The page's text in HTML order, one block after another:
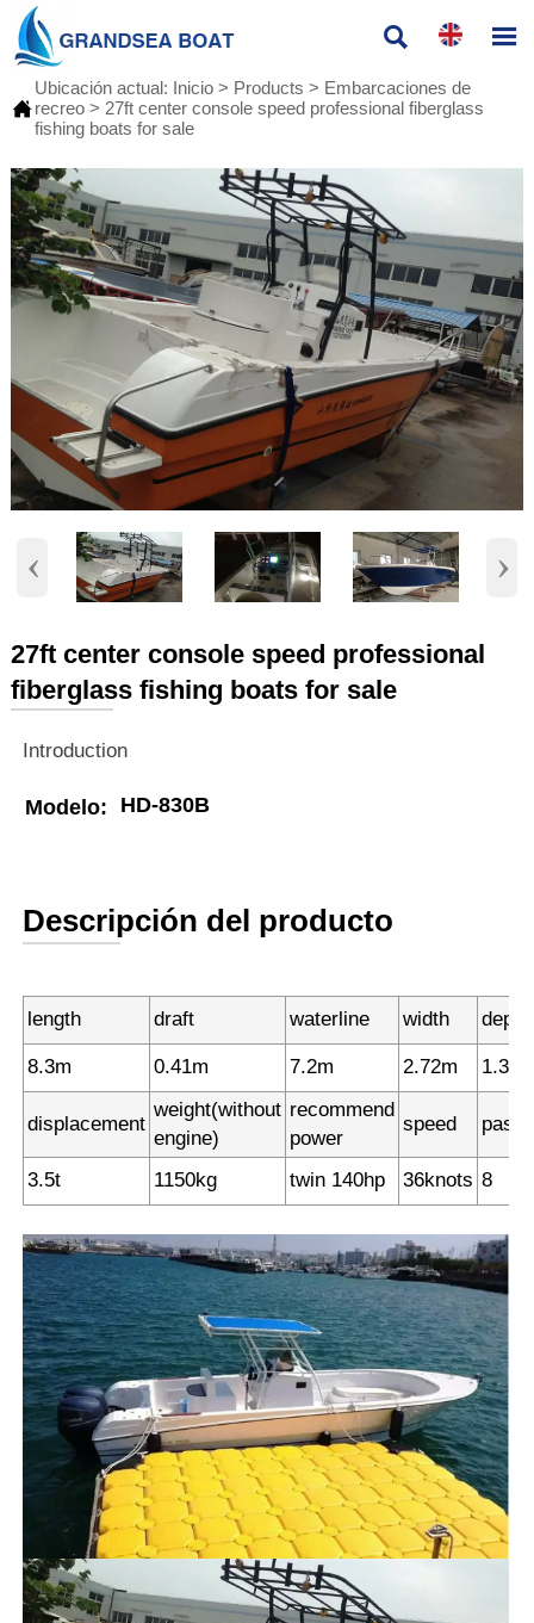
 

Ubicación actual: Inicio> Products > Embarcaciones de
recreo> 27ft center console speed professional fiberglass
fishing boats for sale
‹ ›
27ft center console speed professional
fiberglass fishing boats for sale
Introduction
Modelo: HD-830B
Descripción del producto
length draft waterline width depth
8.3m 0.41m 7.2m 2.72m
displacement
weight(without
engine)
recommend
power
speed
3.5t 1150kg twin 140hp 36knots 8